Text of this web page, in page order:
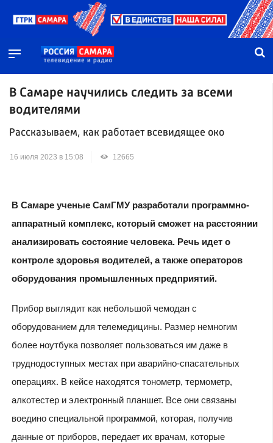
В Самаре научились следить за всеми
водителями
Рассказываем, как работает всевидящее око
16 июля 2023 в 15:08 12665
В Самаре ученые СамГМУ разработали программно-
аппаратный комплекс, который сможет на расстоянии
анализировать состояние человека. Речь идет о
контроле здоровья водителей, а также операторов
оборудования промышленных предприятий.
Прибор выглядит как небольшой чемодан с
оборудованием для телемедицины. Размер немногим
более ноутбука позволяет пользоваться им даже в
труднодоступных местах при аварийно-спасательных
операциях. В кейсе находятся тонометр, термометр,
алкотестер и электронный планшет. Все они связаны
воедино специальной программой, которая, получив
данные от приборов, передает их врачам, которые